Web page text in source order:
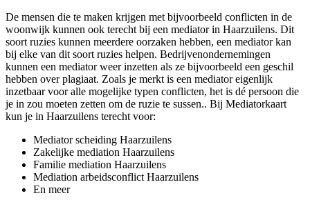
De mensen die te maken krijgen met bijvoorbeeld conflicten in de
woonwijk kunnen ook terecht bij een mediator in Haarzuilens. Dit
soort ruzies kunnen meerdere oorzaken hebben, een mediator kan
bij elke van dit soort ruzies helpen. Bedrijvenondernemingen
kunnen een mediator weer inzetten als ze bijvoorbeeld een geschil
hebben over plagiaat. Zoals je merkt is een mediator eigenlijk
inzetbaar voor alle mogelijke typen conflicten, het is dé persoon die
je in zou moeten zetten om de ruzie te sussen.. Bij Mediatorkaart
kun je in Haarzuilens terecht voor:
Mediator scheiding Haarzuilens
Zakelijke mediation Haarzuilens
Familie mediation Haarzuilens
Mediation arbeidsconflict Haarzuilens
En meer